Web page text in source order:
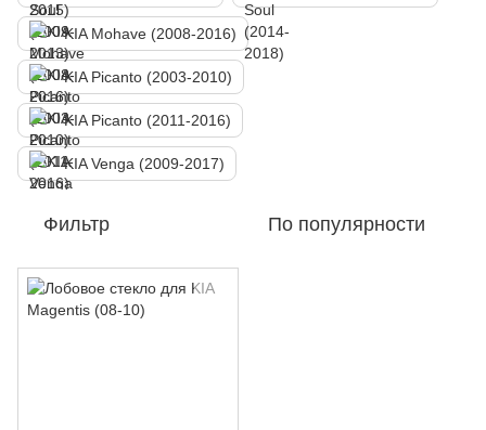
KIA Mohave (2008-2016)
KIA Picanto (2003-2010)
KIA Picanto (2011-2016)
KIA Venga (2009-2017)
Фильтр По популярности